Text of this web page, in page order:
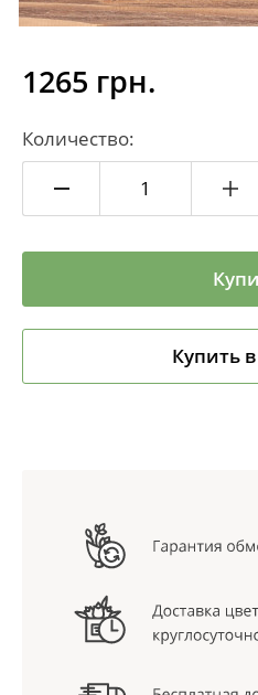
1265 грн.
Количество:
Купить